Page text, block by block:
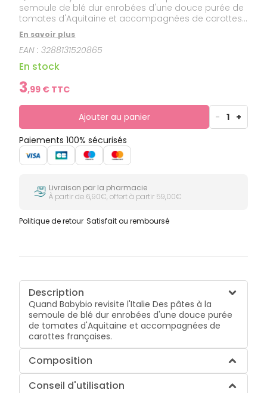
semoule de blé dur enrobées d'une douce purée de
tomates d'Aquitaine et accompagnées de carottes
françaises.
En savoir plus
EAN :3288131520865
En stock
3,99 € TTC
Ajouter au panier - 1 +
Paiements 100% sécurisés
Livraison par la pharmacie
À partir de 6,90€, offert à partir 59,00€
Politique de retour Satisfait ou remboursé
Description
Quand Babybio revisite l'Italie Des pâtes à la
semoule de blé dur enrobées d'une douce purée
de tomates d'Aquitaine et accompagnées de
carottes françaises.
Composition
Conseil d'utilisation